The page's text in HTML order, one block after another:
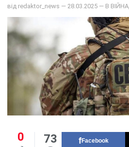
від redaktor_news — 28.03.2025 — В ВІЙНА
0 73 Facebook